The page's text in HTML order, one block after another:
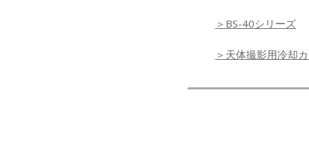
＞BS-40シリーズ
＞天体撮影用冷却